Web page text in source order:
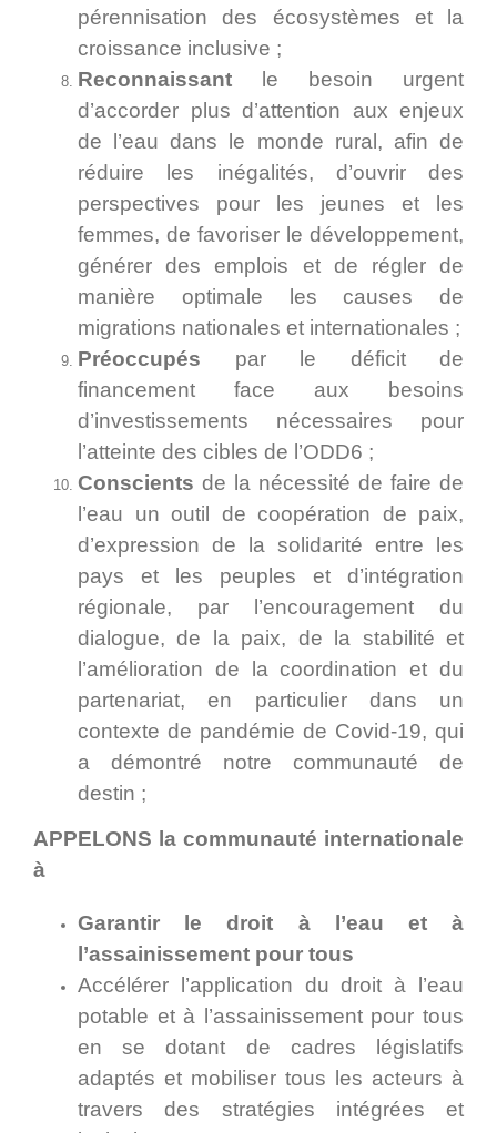
pérennisation des écosystèmes et la
croissance inclusive ;
Reconnaissant le besoin urgent
d’accorder plus d’attention aux enjeux
de l’eau dans le monde rural, afin de
réduire les inégalités, d’ouvrir des
perspectives pour les jeunes et les
femmes, de favoriser le développement,
générer des emplois et de régler de
manière optimale les causes de
migrations nationales et internationales ;
Préoccupés par le déficit de
financement face aux besoins
d’investissements nécessaires pour
l’atteinte des cibles de l’ODD6 ;
Conscients de la nécessité de faire de
l’eau un outil de coopération de paix,
d’expression de la solidarité entre les
pays et les peuples et d’intégration
régionale, par l’encouragement du
dialogue, de la paix, de la stabilité et
l’amélioration de la coordination et du
partenariat, en particulier dans un
contexte de pandémie de Covid-19, qui
a démontré notre communauté de
destin ;
APPELONS la communauté internationale
à
Garantir le droit à l’eau et à
l’assainissement pour tous
Accélérer l’application du droit à l’eau
potable et à l’assainissement pour tous
en se dotant de cadres législatifs
adaptés et mobiliser tous les acteurs à
travers des stratégies intégrées et